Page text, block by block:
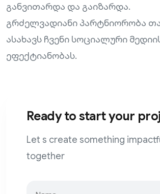
განვითარდა და გაიზარდა.
გრძელვადიანი პარტნიორობა
ასახავს ჩვენი სოციალური
ეფექტიანობას.
Ready to start your
Let s create something
together